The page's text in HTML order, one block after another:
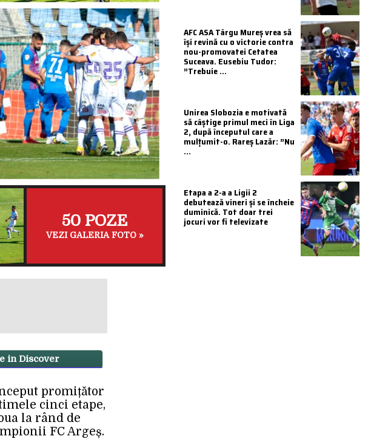
50 POZE
VEZI GALERIA FOTO »
in Discover
promițător
cinci etape,
la rând de
FC Argeș.
AFC ASA Târgu Mureș vrea să
își revină cu o victorie contra
nou-promovatei Cetatea
Suceava. Eusebiu Tudor:
”Trebuie ...
Unirea Slobozia e motivată
să câștige primul meci în Liga
2, după începutul care a
mulțumit-o. Rareș Lazăr: ”Nu
...
Etapa a 2-a a Ligii 2
debutează vineri și se încheie
duminică. Tot doar trei
jocuri vor fi televizate